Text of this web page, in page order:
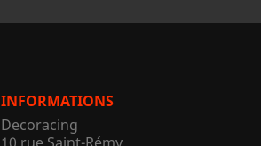
INFORMATIONS
Decoracing